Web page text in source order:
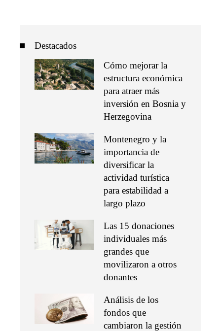
Destacados
Cómo mejorar la
estructura económica
para atraer más
inversión en Bosnia y
Herzegovina
Montenegro y la
importancia de
diversificar la
actividad turística
para estabilidad a
largo plazo
Las 15 donaciones
individuales más
grandes que
movilizaron a otros
donantes
Análisis de los
fondos que
cambiaron la gestión